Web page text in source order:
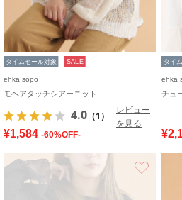
タイムセール対象 SALE
ehka sopo
モヘアタッチシアーニット
4.0 （1）
レビュー
を見る
¥1,584 -60%OFF-
タイ
ehka
チュ